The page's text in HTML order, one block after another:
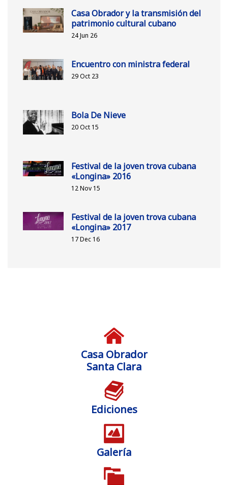
Casa Obrador y la transmisión del
patrimonio cultural cubano
24 Jun 26
Encuentro con ministra federal
29 Oct 23
Bola De Nieve
20 Oct 15
Festival de la joven trova cubana
«Longina» 2016
12 Nov 15
Festival de la joven trova cubana
«Longina» 2017
17 Dec 16
Casa Obrador
Santa Clara
Ediciones
Galería